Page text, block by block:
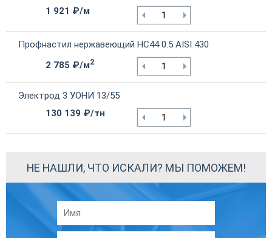
1 921 ₽/м
Профнастил нержавеющий НС44 0.5 AISI 430
2 785 ₽/м2
Электрод 3 УОНИ 13/55
130 139 ₽/тн
НЕ НАШЛИ, ЧТО ИСКАЛИ? МЫ ПОМОЖЕМ!